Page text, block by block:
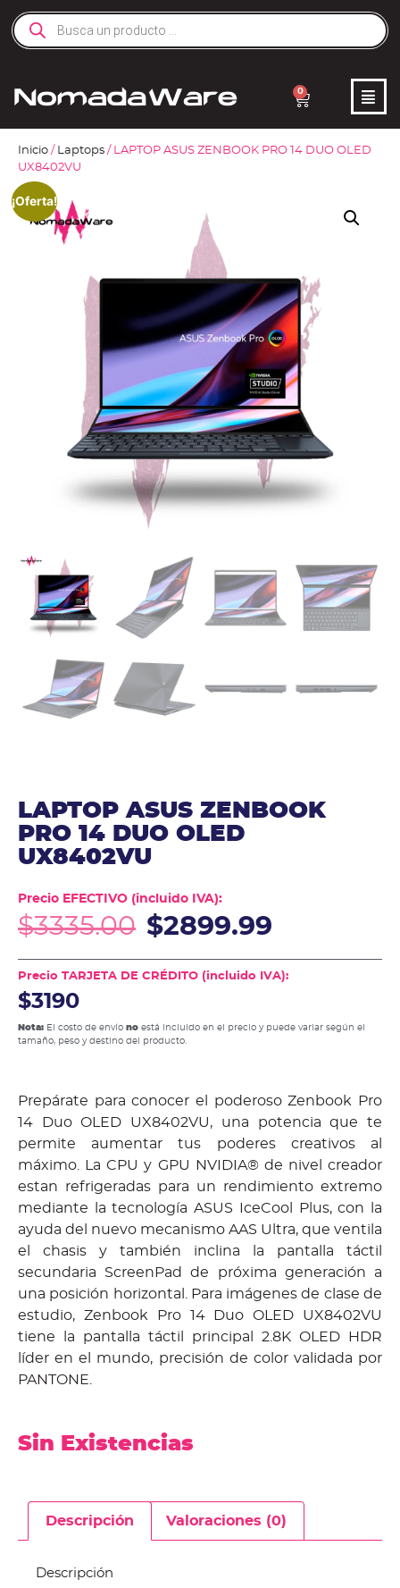
0
Inicio / Laptops / LAPTOP ASUS ZENBOOK PRO 14 DUO OLED
UX8402VU
¡Oferta!
LAPTOP ASUS ZENBOOK
PRO 14 DUO OLED
UX8402VU
Precio EFECTIVO (incluido IVA):
$3335.00 $2899.99
Precio TARJETA DE CRÉDITO (incluido IVA):
$3190
Nota: El costo de envío no está incluido en el precio y puede variar según el
tamaño, peso y destino del producto.
Prepárate para conocer el poderoso Zenbook Pro
14 Duo OLED UX8402VU, una potencia que te
permite aumentar tus poderes creativos al
máximo. La CPU y GPU NVIDIA® de nivel creador
estan refrigeradas para un rendimiento extremo
mediante la tecnología ASUS IceCool Plus, con la
ayuda del nuevo mecanismo AAS Ultra, que ventila
el chasis y también inclina la pantalla táctil
secundaria ScreenPad de próxima generación a
una posición horizontal. Para imágenes de clase de
estudio, Zenbook Pro 14 Duo OLED UX8402VU
tiene la pantalla táctil principal 2.8K OLED HDR
líder en el mundo, precisión de color validada por
PANTONE.
Sin Existencias
Descripción Valoraciones (0)
Descripción